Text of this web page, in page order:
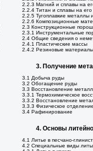
2.2.3 Магний и сплавы на
2.2.4 Титан и сплавы на его
2.2.5 Тугоплавкие металлы
2.2.6 Композиционные
2.3 Конструкционные
2.3.1 Инструментальные
2.4 Общие сведения о
2.4.1 Пластические массы
2.4.2 Резиновые материалы
3. Получение
3.1 Добыча руды
3.2 Обогащение руды
3.3 Восстановление
3.3.1 Термохимическое
3.3.2 Восстановление
3.3.3 Физическое
3.4 Рафинирование
4. Основы
4.1 Литье в песчано-
4.2 Специальные виды